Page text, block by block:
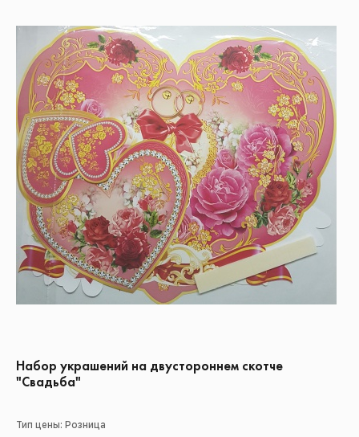
Набор украшений на двустороннем скотче
"Свадьба"
Тип цены: Розница